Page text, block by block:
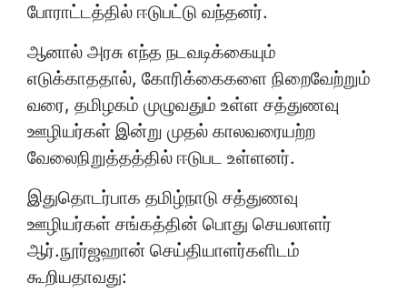
போராட்டத்தில் ஈடுபட்டு வந்தனர்.
ஆனால் அரசு எந்த நடவடிக்கையும்
எடுக்காததால், கோரிக்கைகளை நிறைவேற்றும்
வரை, தமிழகம் முழுவதும் உள்ள சத்துணவு
ஊழியர்கள் இன்று முதல் காலவரையற்ற
வேலைநிறுத்தத்தில் ஈடுபட உள்ளனர்.
இதுதொடர்பாக தமிழ்நாடு சத்துணவு
ஊழியர்கள் சங்கத்தின் பொது செயலாளர்
ஆர்.நூர்ஜஹான் செய்தியாளர்களிடம்
கூறியதாவது: